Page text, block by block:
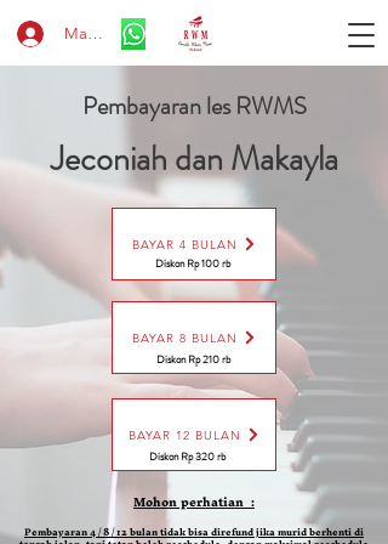
Masuk
Pembayaran les RWMS
Jeconiah dan Makayla
BAYAR 4 BULAN
Diskon Rp 100 rb
BAYAR 8 BULAN
Diskon Rp 210 rb
BAYAR 12 BULAN
Diskon Rp 320 rb
Mohon perhatian :
Pembayaran 4 / 8 / 12 bulan tidak bisa direfund jika murid berhenti di